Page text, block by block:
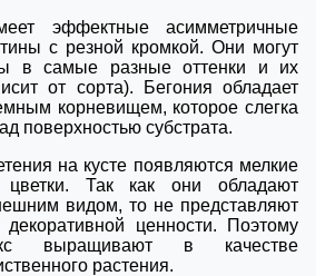
эффектные асимметричные
с резной кромкой. Они могут
в самые разные оттенки и их
от сорта). Бегония обладает
корневищем, которое слегка
поверхностью субстрата.
на кусте появляются мелкие
цветки. Так как они обладают
видом, то не представляют
декоративной ценности. Поэтому
выращивают в качестве
растения.